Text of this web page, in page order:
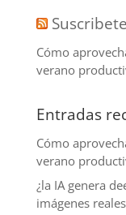
Cómo
verano
Entradas
Cómo
verano
¿la IA genera
imágenes